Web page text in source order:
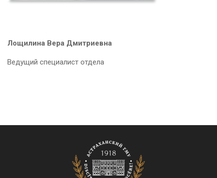
Лощилина Вера Дмитриевна
Ведущий специалист отдела